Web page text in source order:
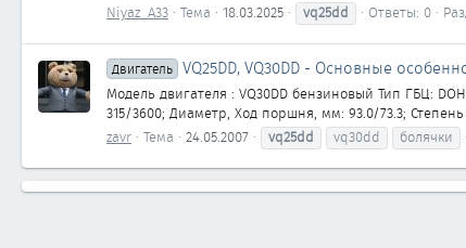
Niyaz_A33 Тема 18.03.2025 vq25dd Ответы: 0
Двигатель VQ25DD, VQ30DD - Основные
Модель двигателя : VQ30DD бензиновый Тип ГБЦ:
315/3600; Диаметр, Ход поршня, мм: 93.0/73.3;
zavr Тема 24.05.2007 vq25dd vq30dd болячки